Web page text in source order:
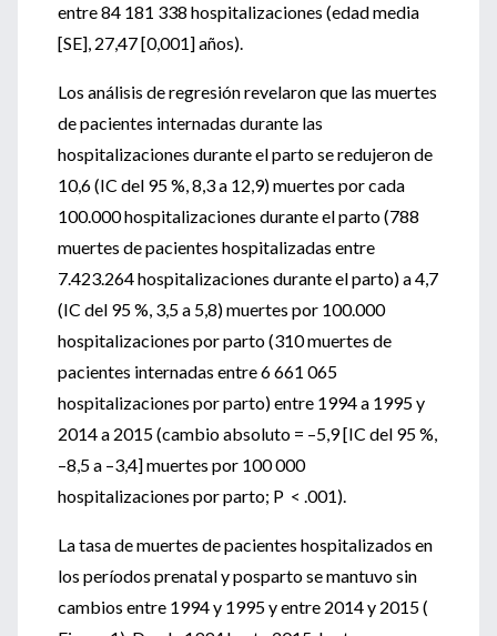
entre 84 181 338 hospitalizaciones (edad media
[SE], 27,47 [0,001] años).
Los análisis de regresión revelaron que las muertes
de pacientes internadas durante las
hospitalizaciones durante el parto se redujeron de
10,6 (IC del 95 %, 8,3 a 12,9) muertes por cada
100.000 hospitalizaciones durante el parto (788
muertes de pacientes hospitalizadas entre
7.423.264 hospitalizaciones durante el parto) a 4,7
(IC del 95 %, 3,5 a 5,8) muertes por 100.000
hospitalizaciones por parto (310 muertes de
pacientes internadas entre 6 661 065
hospitalizaciones por parto) entre 1994 a 1995 y
2014 a 2015 (cambio absoluto = –5,9 [IC del 95 %,
–8,5 a –3,4] muertes por 100 000
hospitalizaciones por parto; P < .001).
La tasa de muertes de pacientes hospitalizados en
los períodos prenatal y posparto se mantuvo sin
cambios entre 1994 y 1995 y entre 2014 y 2015 (